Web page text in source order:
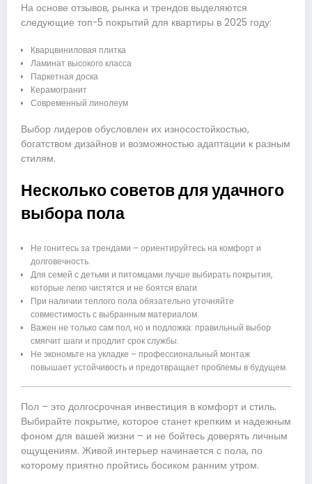
На основе отзывов, рынка и трендов выделяются
следующие топ-5 покрытий для квартиры в 2025 году:
Кварцвиниловая плитка
Ламинат высокого класса
Паркетная доска
Керамогранит
Современный линолеум
Выбор лидеров обусловлен их износостойкостью,
богатством дизайнов и возможностью адаптации к разным
стилям.
Несколько советов для удачного
выбора пола
Не гонитесь за трендами – ориентируйтесь на комфорт и
долговечность.
Для семей с детьми и питомцами лучше выбирать покрытия,
которые легко чистятся и не боятся влаги.
При наличии теплого пола обязательно уточняйте
совместимость с выбранным материалом.
Важен не только сам пол, но и подложка: правильный выбор
смягчит шаги и продлит срок службы.
Не экономьте на укладке – профессиональный монтаж
повышает устойчивость и предотвращает проблемы в будущем.
Пол – это долгосрочная инвестиция в комфорт и стиль.
Выбирайте покрытие, которое станет крепким и надежным
фоном для вашей жизни – и не бойтесь доверять личным
ощущениям. Живой интерьер начинается с пола, по
которому приятно пройтись босиком ранним утром.